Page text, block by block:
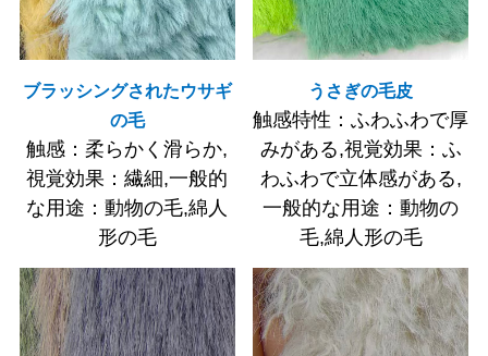
ブラッシングされたウサギ
の毛
触感：柔らかく滑らか,
視覚効果：繊細,一般的
な用途：動物の毛,綿人
形の毛
うさぎの毛皮
触感特性：ふわふわで厚
みがある,視覚効果：ふ
わふわで立体感がある,
一般的な用途：動物の
毛,綿人形の毛